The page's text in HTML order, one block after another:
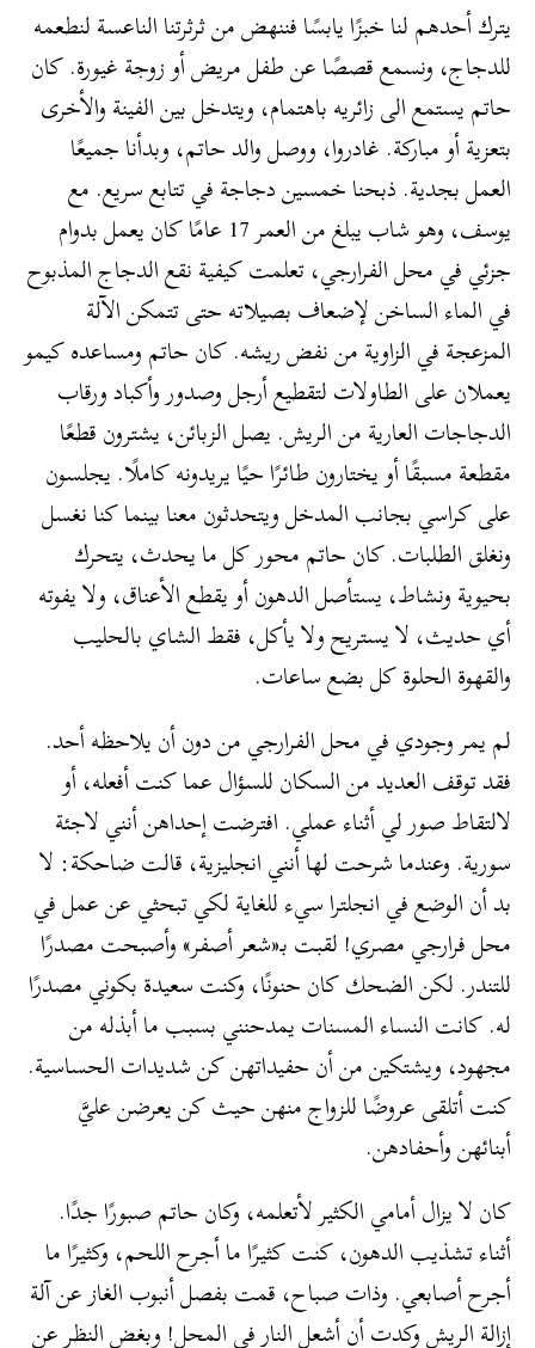
يترك أحدهم لنا خبزًا يابسًا فننهض من ثرثرتنا الناعسة لنطعمه
للدجاج، ونسمع قصصًا عن طفل مريض أو زوجة غيورة. كان
حاتم يستمع الى زائريه باهتمام، ويتدخل بين الفينة والأخرى
بتعزية أو مباركة. غادروا، ووصل والد حاتم، وبدأنا جميعًا
العمل بجدية. ذبحنا خمسين دجاجة في تتابع سريع. مع
يوسف، وهو شاب يبلغ من العمر 17 عامًا كان يعمل بدوام
جزئي في محل الفرارجي، تعلمت كيفية نقع الدجاج المذبوح
في الماء الساخن لإضعاف بصيلاته حتى تتمكن الآلة
المزعجة في الزاوية من نفض ريشه. كان حاتم ومساعده كيمو
يعملان على الطاولات لتقطيع أرجل وصدور وأكباد ورقاب
الدجاجات العارية من الريش. يصل الزبائن، يشترون قطعًا
مقطعة مسبقًا أو يختارون طائرًا حيًا يريدونه كاملًا. يجلسون
على كراسي بجانب المدخل ويتحدثون معنا بينما كنا نغسل
ونغلق الطلبات. كان حاتم محور كل ما يحدث، يتحرك
بحيوية ونشاط، يستأصل الدهون أو يقطع الأعناق، ولا يفوته
أي حديث، لا يستريح ولا يأكل، فقط الشاي بالحليب
والقهوة الحلوة كل بضع ساعات.
لم يمر وجودي في محل الفرارجي من دون أن يلاحظه أحد.
فقد توقف العديد من السكان للسؤال عما كنت أفعله، أو
لالتقاط صور لي أثناء عملي. افترضت إحداهن أنني لاجئة
سورية. وعندما شرحت لها أنني انجليزية، قالت ضاحكة: لا
بد أن الوضع في انجلترا سيء للغاية لكي تبحثي عن عمل في
محل فرارجي مصري! لقبت بـ«شعر أصفر» وأصبحت مصدرًا
للتندر. لكن الضحك كان حنونًا، وكنت سعيدة بكوني مصدرًا
له. كانت النساء المسنات يمدحنني بسبب ما أبذله من
مجهود، ويشتكين من أن حفيداتهن كن شديدات الحساسية.
كنت أتلقى عروضًا للزواج منهن حيث كن يعرضن عليَّ
أبنائهن وأحفادهن.
كان لا يزال أمامي الكثير لأتعلمه، وكان حاتم صبورًا جدًا.
أثناء تشذيب الدهون، كنت كثيرًا ما أجرح اللحم، وكثيرًا ما
أجرح أصابعي. وذات صباح، قمت بفصل أنبوب الغاز عن آلة
إزالة الريش وكدت أن أشعل النار في المحل! وبغض النظر عن